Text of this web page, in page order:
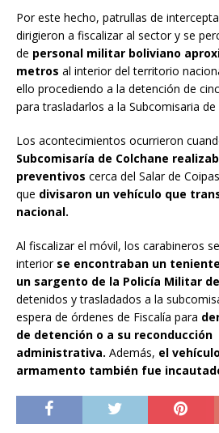
Por este hecho, patrullas de
dirigieron a fiscalizar al sector y se
de personal militar boliviano
metros al interior del territorio
ello procediendo a la detención de
para trasladarlos a la Subcomisaria de
Los acontecimientos ocurrieron
Subcomisaría de Colchane
preventivos cerca del Salar de
que divisaron un vehículo que
nacional.
Al fiscalizar el móvil, los carabineros
interiorse encontraban un
un sargento de la Policía Militar
detenidos y trasladados a la
espera de órdenes de Fiscalía para
de detención o a su reconducción
administrativa. Además, el
armamento también fue